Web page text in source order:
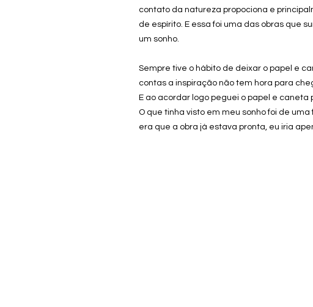
contato da natureza propociona e
de espírito. E essa foi uma das obras que
um sonho.
Sempre tive o hábito de deixar o papel e
contas a inspiração não tem hora para
E ao acordar logo peguei o papel e
O que tinha visto em meu sonho foi de
era que a obra já estava pronta, eu iria